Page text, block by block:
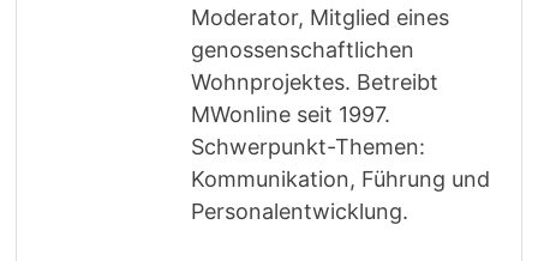
Moderator, Mitglied eines
genossenschaftlichen
Wohnprojektes. Betreibt
MWonline seit 1997.
Schwerpunkt-Themen:
Kommunikation, Führung und
Personalentwicklung.